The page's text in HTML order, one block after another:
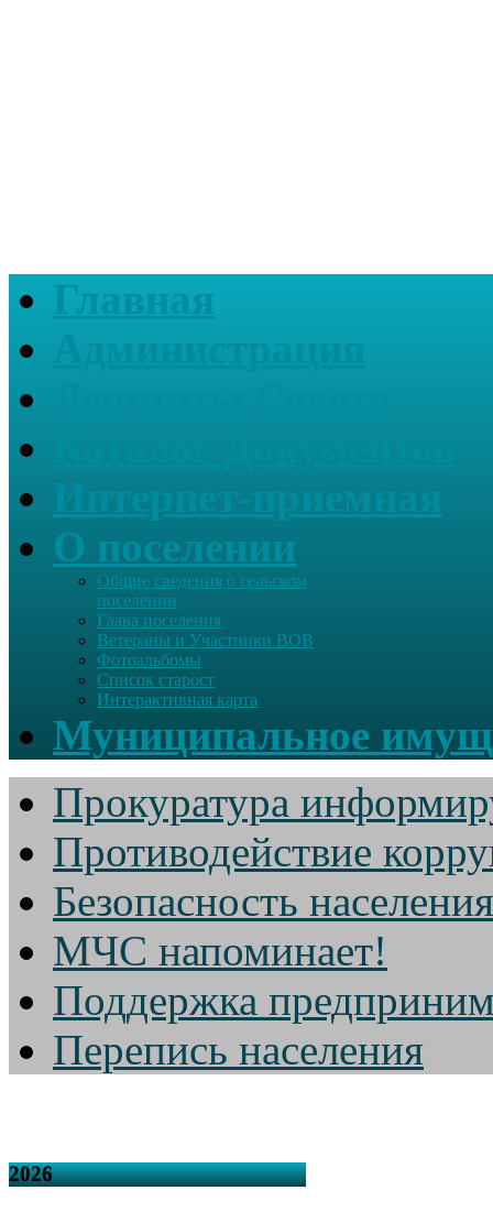
Главная
О поселении
Общие сведения о сельском
поселении
Глава поселения
Ветераны и Участники ВОВ
Фотоальбомы
Список старост
Интерактивная карта
Муниципальное
Прокуратура
Противодействие
Безопасность населения
МЧС напоминает!
Поддержка
Перепись населения
2026